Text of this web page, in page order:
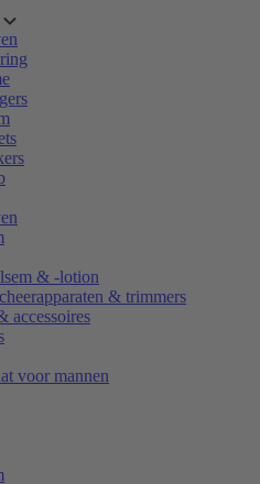
& -lotion
& trimmers
accessoires
voor mannen